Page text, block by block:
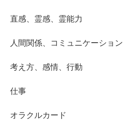
直感、霊感、霊能力
人間関係、コミュニケーション
考え方、感情、行動
仕事
オラクルカード